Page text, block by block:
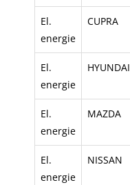
El.
energie
CUPRA
El.
energie
HYUNDAI
El.
energie
MAZDA
El.
energie
NISSAN